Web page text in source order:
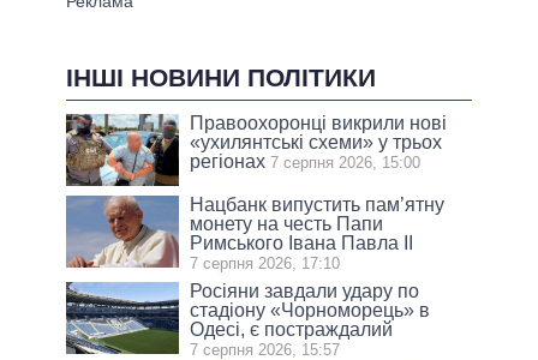
ІНШІ НОВИНИ ПОЛІТИКИ
Правоохоронці викрили нові
«ухилянтські схеми» у трьох
регіонах 7 серпня 2026, 15:00
Нацбанк випустить пам’ятну
монету на честь Папи
Римського Івана Павла II
7 серпня 2026, 17:10
Росіяни завдали удару по
стадіону «Чорноморець» в
Одесі, є постраждалий
7 серпня 2026, 15:57